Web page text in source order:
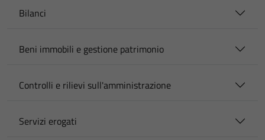
Bilanci
Beni immobili e gestione patrimonio
Controlli e rilievi sull'amministrazione
Servizi erogati